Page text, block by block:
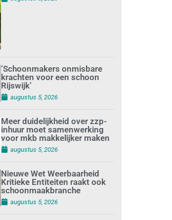
‘Schoonmakers onmisbare
krachten voor een schoon
Rijswijk’
augustus 5, 2026
Meer duidelijkheid over zzp-
inhuur moet samenwerking
voor mkb makkelijker maken
augustus 5, 2026
Nieuwe Wet Weerbaarheid
Kritieke Entiteiten raakt ook
schoonmaakbranche
augustus 5, 2026